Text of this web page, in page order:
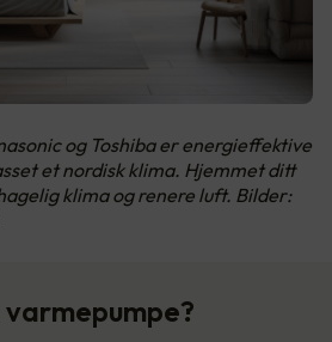
og Toshiba er energieffektive
et nordisk klima. Hjemmet ditt
klima og renere luft. Bilder: